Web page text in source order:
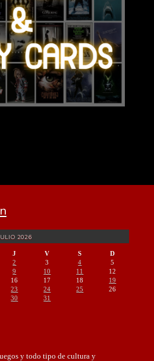
2026
J V S
D
2 3 4
5
9 10 11
12
16 17 18
19
23 24 25
26
30
31
y todo tipo de cultura y